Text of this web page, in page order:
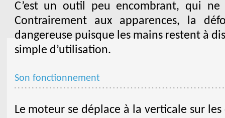
C’est un outil peu encombrant, qui
Contrairement aux apparences, la
dangereuse puisque les mains restent à
simple d’utilisation.
Son fonctionnement
Le moteur se déplace à la verticale sur